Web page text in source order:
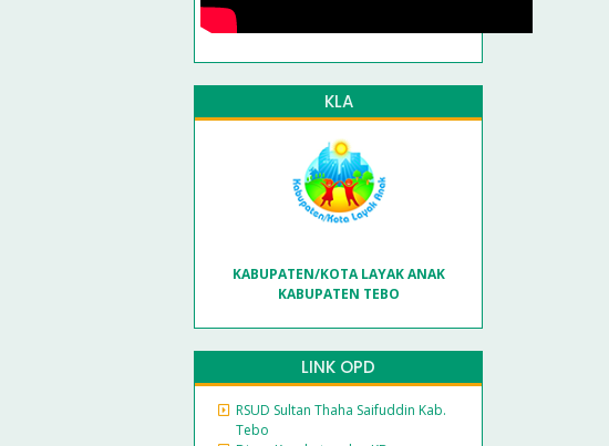
KLA
KABUPATEN/KOTA LAYAK ANAK
KABUPATEN TEBO
LINK OPD
RSUD Sultan Thaha Saifuddin Kab.
Tebo